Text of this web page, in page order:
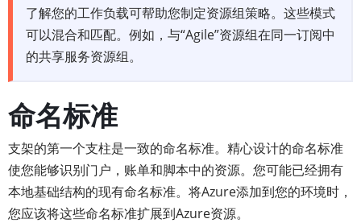
了解您的工作负载可帮助您制定资源组策略。这些模式
可以混合和匹配。例如，与“Agile”资源组在同一订阅中
的共享服务资源组。
命名标准
支架的第一个支柱是一致的命名标准。精心设计的命名标准
使您能够识别门户，账单和脚本中的资源。您可能已经拥有
本地基础结构的现有命名标准。将Azure添加到您的环境时，
您应该将这些命名标准扩​​展到Azure资源。